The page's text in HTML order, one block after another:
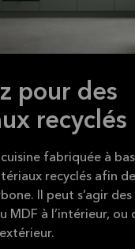
pour des
recyclés
cuisine fabriquée à
recyclés afin
Il peut s’agir
MDF à l’intérieur, ou